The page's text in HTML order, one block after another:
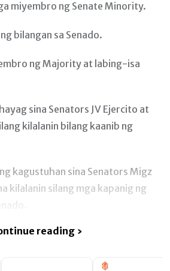
miyembro ng Senate Minority.
bilangan sa Senado.
ng Majority at labing-isa
sina Senators JV Ejercito at
kilalanin bilang kaanib ng
kagustuhan sina Senators Migz
kilalanin silang mga kapanig ng
reading ›